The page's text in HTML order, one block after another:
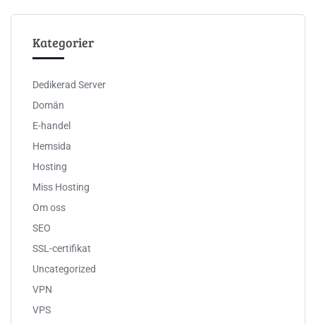
Kategorier
Dedikerad Server
Domän
E-handel
Hemsida
Hosting
Miss Hosting
Om oss
SEO
SSL-certifikat
Uncategorized
VPN
VPS